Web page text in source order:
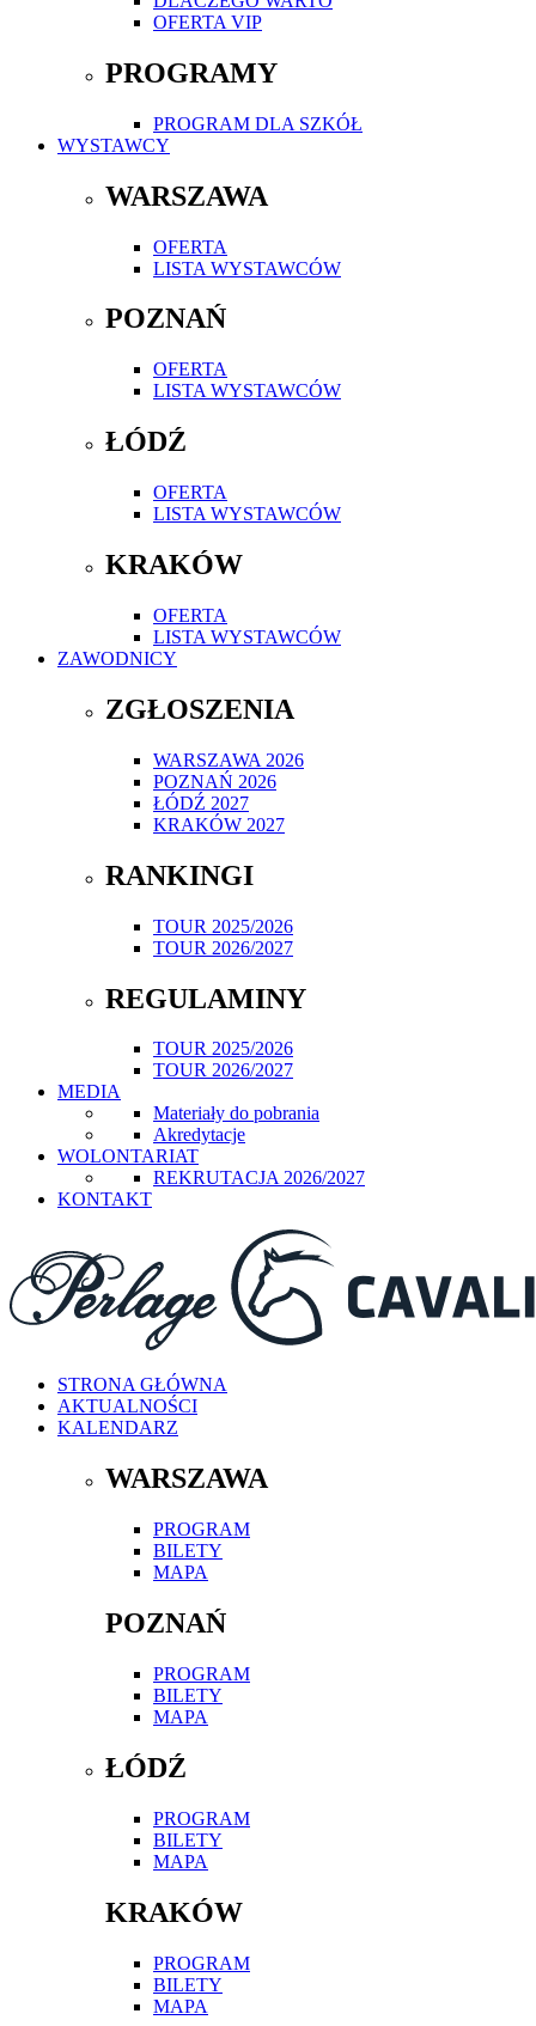
OFERTA VIP
PROGRAMY
PROGRAM DLA SZKÓŁ
WYSTAWCY
WARSZAWA
OFERTA
LISTA WYSTAWCÓW
POZNAŃ
OFERTA
LISTA WYSTAWCÓW
ŁÓDŹ
OFERTA
LISTA WYSTAWCÓW
KRAKÓW
OFERTA
LISTA WYSTAWCÓW
ZAWODNICY
ZGŁOSZENIA
WARSZAWA 2026
POZNAŃ 2026
ŁÓDŹ 2027
KRAKÓW 2027
RANKINGI
TOUR 2025/2026
TOUR 2026/2027
REGULAMINY
TOUR 2025/2026
TOUR 2026/2027
MEDIA
Materiały do pobrania
Akredytacje
WOLONTARIAT
REKRUTACJA 2026/2027
KONTAKT
STRONA GŁÓWNA
AKTUALNOŚCI
KALENDARZ
WARSZAWA
PROGRAM
BILETY
MAPA
POZNAŃ
PROGRAM
BILETY
MAPA
ŁÓDŹ
PROGRAM
BILETY
MAPA
KRAKÓW
PROGRAM
BILETY
MAPA